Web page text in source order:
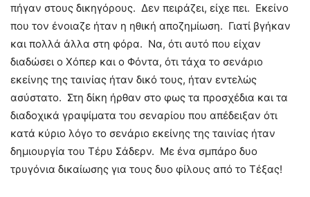
πήγαν στους δικηγόρους. Δεν πειράζει, είχε πει. Εκείνο
που τον ένοιαζε ήταν η ηθική αποζημίωση. Γιατί βγήκαν
και πολλά άλλα στη φόρα. Να, ότι αυτό που είχαν
διαδώσει ο Χόπερ και ο Φόντα, ότι τάχα το σενάριο
εκείνης της ταινίας ήταν δικό τους, ήταν εντελώς
ασύστατο. Στη δίκη ήρθαν στο φως τα προσχέδια και τα
διαδοχικά γραψίματα του σεναρίου που απέδειξαν ότι
κατά κύριο λόγο το σενάριο εκείνης της ταινίας ήταν
δημιουργία του Τέρυ Σάδερν. Με ένα σμπάρο δυο
τρυγόνια δικαίωσης για τους δυο φίλους από το Τέξας!